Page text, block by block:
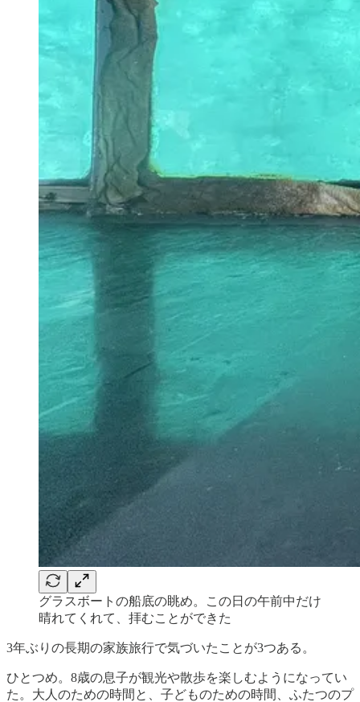
グラスボートの船底の眺め。この日の午前中だけ
晴れてくれて、拝むことができた
3年ぶりの長期の家族旅行で気づいたことが3つある。
ひとつめ。8歳の息子が観光や散歩を楽しむようになってい
た。大人のための時間と、子どものための時間、ふたつのプ